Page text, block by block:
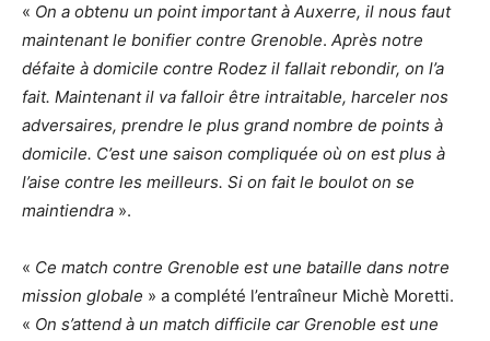
« On a obtenu un point important à Auxerre, il nous faut
maintenant le bonifier contre Grenoble. Après notre
défaite à domicile contre Rodez il fallait rebondir, on l’a
fait. Maintenant il va falloir être intraitable, harceler nos
adversaires, prendre le plus grand nombre de points à
domicile. C’est une saison compliquée où on est plus à
l’aise contre les meilleurs. Si on fait le boulot on se
maintiendra ».
« Ce match contre Grenoble est une bataille dans notre
mission globale » a complété l’entraîneur Michè Moretti.
« On s’attend à un match difficile car Grenoble est une